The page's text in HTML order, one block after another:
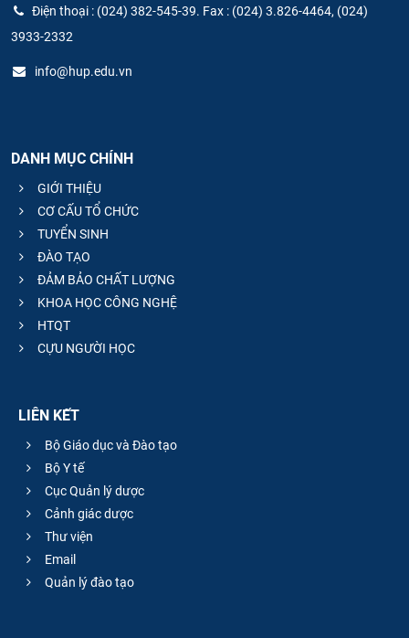
Điện thoại : (024) 382-545-39. Fax : (024) 3.826-4464, (024)
3933-2332
info@hup.edu.vn
DANH MỤC CHÍNH
GIỚI THIỆU
CƠ CẤU TỔ CHỨC
TUYỂN SINH
ĐÀO TẠO
ĐẢM BẢO CHẤT LƯỢNG
KHOA HỌC CÔNG NGHỆ
HTQT
CỰU NGƯỜI HỌC
LIÊN KẾT
Bộ Giáo dục và Đào tạo
Bộ Y tế
Cục Quản lý dược
Cảnh giác dược
Thư viện
Email
Quản lý đào tạo